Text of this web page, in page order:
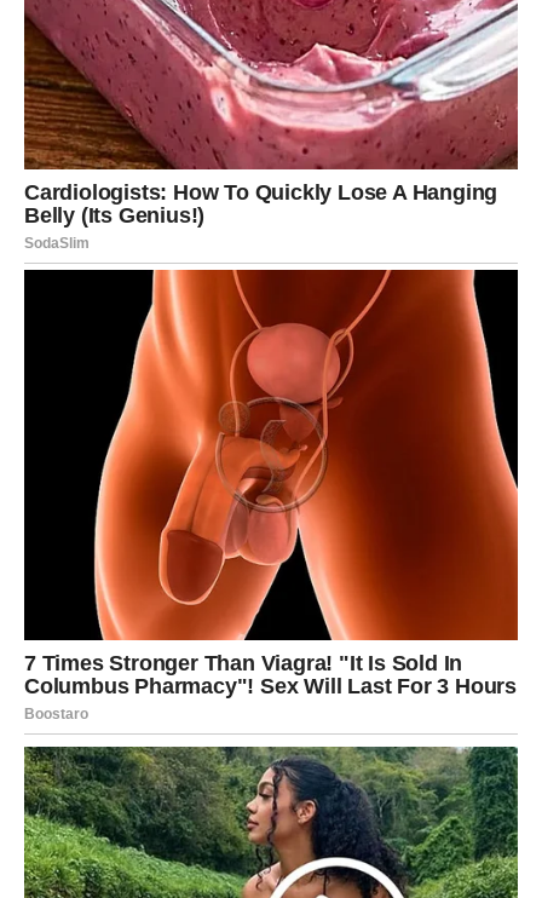
selidbi, renoviranju, zajedničkom životu ili promeni
porodične dinamike. Iznenađenja ovde nisu
destabilizujuća – naprotiv, vode ka većoj sigurnosti i miru,
čak i ako u početku deluju neizvesno.
Ljubav koja se menja
U ljubavi, Rak doživljava prelomni trenutak. Ako je odnos
bio nejasan, sada se definiše. Ako je bio stabilan – sada
se produbljuje. Ako je bio toksičan – dolazi do
oslobađanja. Iznenađenja mogu doći kroz iskreno
priznanje, pomirenje, ali i kroz shvatanje da zaslužuješ
više nego što si do sada prihvatao.
Povratak sebi
Ova sedmica Raku vraća ono što je izgubio – osećaj lične
vrednosti. Počinješ da shvataš da ne moraš stalno da
brineš za sve. Promena koju prolaziš oslobađa tvoju dušu
i vraća ti snagu koju si davao drugima.
JARAC – Kada se temelji života
menjaju
Za Jarca, sedmica pred tobom nosi krupne, sudbinske
promene. Ovo nisu sitne korekcije, već ozbiljni pomaci
koji utiču na tvoj životni pravac. Jarac je znak
odgovornosti, izdržljivosti i dugoročnih ciljeva, ali i znak